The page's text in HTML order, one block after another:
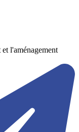
l'aménagement